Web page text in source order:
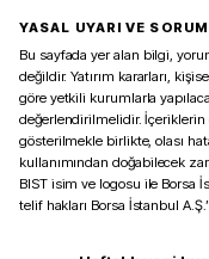
YASAL UYARI VE
Bu sayfada yer alan bilgi,
değildir. Yatırım kararları,
göre yetkili kurumlarla
değerlendirilmelidir.
gösterilmekle birlikte, olası
kullanımından doğabilecek
BIST isim ve logosu ile Borsa
telif hakları Borsa İstanbul